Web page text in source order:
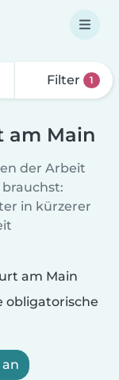
Filter 1
am Main
der Arbeit
in kürzerer
am Main
obligatorische